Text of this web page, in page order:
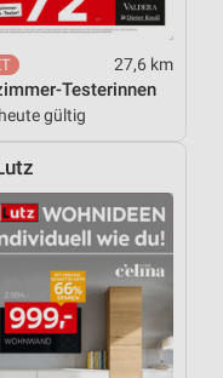
27,6 km
Testerinnen
gültig